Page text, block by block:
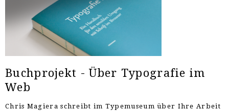
Buchprojekt - Über Typografie im
Web
Chris Magiera schreibt im Typemuseum über Ihre Arbeit